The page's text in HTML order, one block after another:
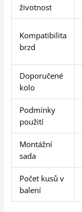
životnost
Kompatibilita
brzd
Doporučené
kolo
Podmínky
použití
Montážní
sada
Počet kusů v
balení